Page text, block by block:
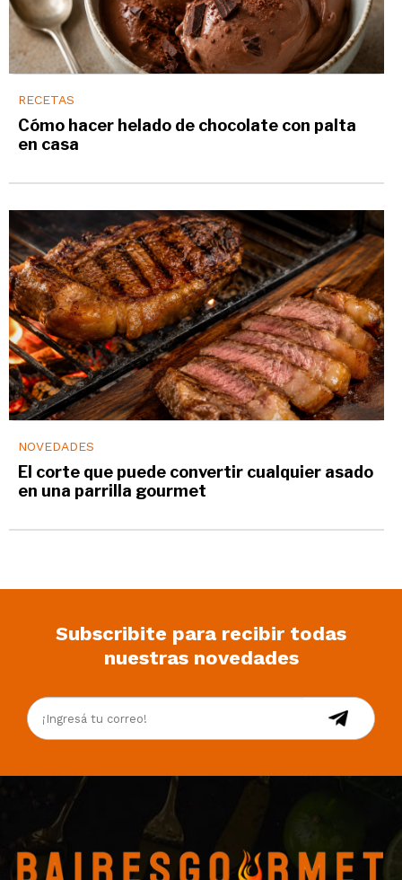
RECETAS
Cómo hacer helado de chocolate con palta
en casa
NOVEDADES
El corte que puede convertir cualquier asado
en una parrilla gourmet
Subscribite para recibir todas
nuestras novedades